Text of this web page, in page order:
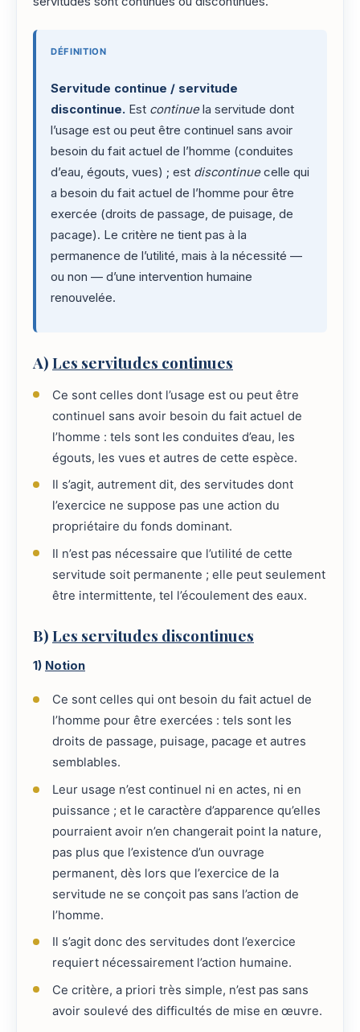
DÉFINITION
Servitude continue / servitude
discontinue. Est continuela servitude dont
l’usage est ou peut être continuel sans avoir
besoin du fait actuel de l’homme (conduites
d’eau, égouts, vues) ; est discontinuecelle qui
a besoin du fait actuel de l’homme pour être
exercée (droits de passage, de puisage, de
pacage). Le critère ne tient pas à la
permanence de l’utilité, mais à la nécessité —
ou non — d’une intervention humaine
renouvelée.
A)Les servitudes continues
Ce sont celles dont l’usage est ou peut être
continuel sans avoir besoin du fait actuel de
l’homme : tels sont les conduites d’eau, les
égouts, les vues et autres de cette espèce.
Il s’agit, autrement dit, des servitudes dont
l’exercice ne suppose pas une action du
propriétaire du fonds dominant.
Il n’est pas nécessaire que l’utilité de cette
servitude soit permanente ; elle peut seulement
être intermittente, tel l’écoulement des eaux.
B)Les servitudes discontinues
1) Notion
Ce sont celles qui ont besoin du fait actuel de
l’homme pour être exercées : tels sont les
droits de passage, puisage, pacage et autres
semblables.
Leur usage n’est continuel ni en actes, ni en
puissance ; et le caractère d’apparence qu’elles
pourraient avoir n’en changerait point la nature,
pas plus que l’existence d’un ouvrage
permanent, dès lors que l’exercice de la
servitude ne se conçoit pas sans l’action de
l’homme.
Il s’agit donc des servitudes dont l’exercice
requiert nécessairement l’action humaine.
Ce critère, a priori très simple, n’est pas sans
avoir soulevé des difficultés de mise en œuvre.